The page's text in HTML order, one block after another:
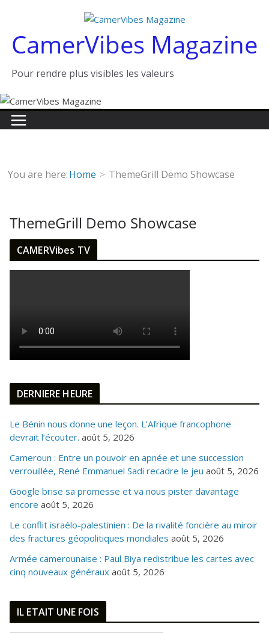
contenuCamerVibes Magazine
Pour rendre plus visibles les valeurs
You are here:Home ThemeGrill Demo Showcase
ThemeGrill Demo Showcase
CAMERVibes TV
DERNIERE HEURE
Le Bénin nous donne une leçon. L’Afrique francophone
devrait l’écouter. août 5, 2026
Cameroun : Entre un pouvoir en apnée et une succession
verrouillée, René Emmanuel Sadi recadre le jeu août 5, 2026
Google brise sa promesse et va nous pister davantage
encore août 5, 2026
Le conflit israélo-palestinien : De la rivalité foncière au miroir
des fractures géopolitiques mondiales août 5, 2026
Armée camerounaise : Paul Biya redistribue les cartes avec
cinq nouveaux généraux août 5, 2026
IL ETAIT UNE FOIS